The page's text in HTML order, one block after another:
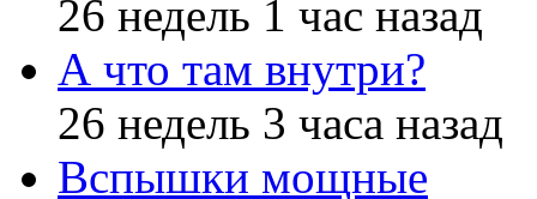
26 недель 1 час назад
А что там внутри?
26 недель 3 часа назад
Вспышки мощные